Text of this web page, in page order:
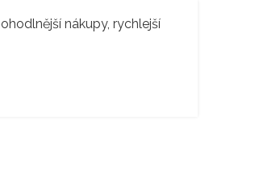
nákupy, rychlejší